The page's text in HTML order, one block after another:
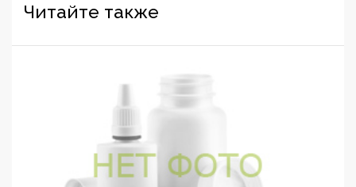
Читайте также